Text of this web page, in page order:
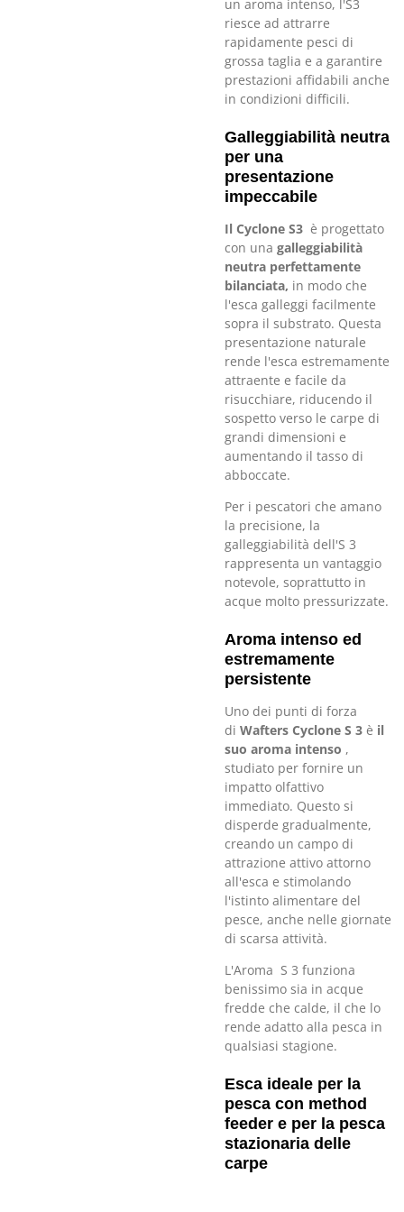
un aroma intenso, l'S3
riesce ad attrarre
rapidamente pesci di
grossa taglia e a garantire
prestazioni affidabili anche
in condizioni difficili.
Galleggiabilità neutra
per una
presentazione
impeccabile
Il Cyclone S3 è progettato
con una galleggiabilità
neutra perfettamente
bilanciata, in modo che
l'esca galleggi facilmente
sopra il substrato. Questa
presentazione naturale
rende l'esca estremamente
attraente e facile da
risucchiare, riducendo il
sospetto verso le carpe di
grandi dimensioni e
aumentando il tasso di
abboccate.
Per i pescatori che amano
la precisione, la
galleggiabilità dell'S 3
rappresenta un vantaggio
notevole, soprattutto in
acque molto pressurizzate.
Aroma intenso ed
estremamente
persistente
Uno dei punti di forza
di Wafters Cyclone S 3 è il
suo aroma intenso ,
studiato per fornire un
impatto olfattivo
immediato. Questo si
disperde gradualmente,
creando un campo di
attrazione attivo attorno
all'esca e stimolando
l'istinto alimentare del
pesce, anche nelle giornate
di scarsa attività.
L'Aroma S 3 funziona
benissimo sia in acque
fredde che calde, il che lo
rende adatto alla pesca in
qualsiasi stagione.
Esca ideale per la
pesca con method
feeder e per la pesca
stazionaria delle
carpe